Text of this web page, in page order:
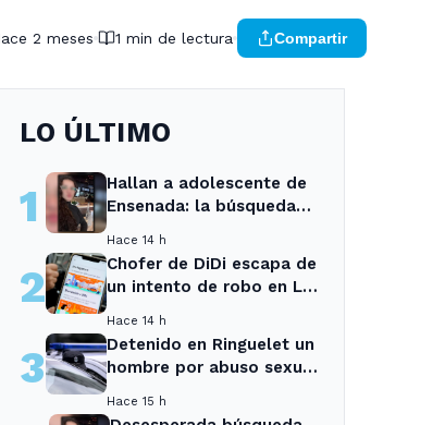
2 meses 1 min de lectura Compartir
LO ÚLTIMO
1
Hallan a adolescente de
Ensenada: la búsqueda
Hace 14 h
2
Chofer de DiDi escapa de
un intento de robo en La
Hace 14 h
3
Detenido en Ringuelet un
hombre por abuso sexual
Hace 15 h